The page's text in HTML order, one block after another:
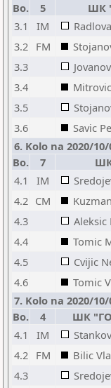
Bo.
5 ШК
3.1
IM
3.2 FM
3.3
3.4
3.5
3.6
Savic
6. Kolo na 2020/
Bo.
7
4.1
IM
4.2 CM
4.3
Aleksic
4.4
Tomic
4.5
Cvijic
4.6
Tomic
7. Kolo na 2020/
Bo.
4 ШК
4.1
IM
4.2 FM Bilic
4.3